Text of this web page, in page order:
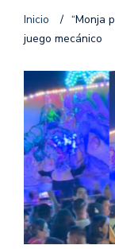
Inicio / “Monja
juego mecánico